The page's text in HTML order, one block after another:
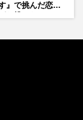
』で挑んだ恋人